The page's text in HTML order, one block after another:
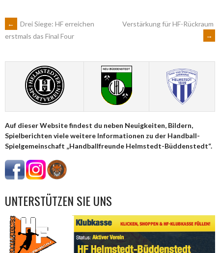
ARTIKEL-
NAVIGATION
←
Drei Siege: HF erreichen
erstmals das Final Four
Verstärkung für HF-Rückraum
→
Auf dieser Website findest du neben Neuigkeiten, Bildern,
Spielberichten viele weitere Informationen zu der Handball-
Spielgemeinschaft „Handballfreunde Helmstedt-Büddenstedt“.
UNTERSTÜTZEN SIE UNS